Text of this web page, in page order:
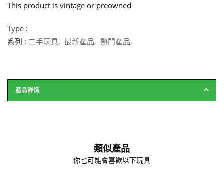
This product is vintage or preowned
Type :
系列 : 二手玩具, 最新產品, 熱門產品,
產品詳情
類似產品
你也可能會喜歡以下玩具